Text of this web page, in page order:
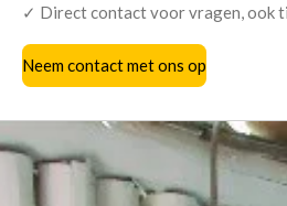
✓ Direct contact voor vragen, ook
Neem contact met ons op